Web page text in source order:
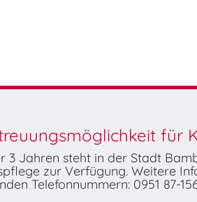
für
3 Jahren steht in der Stadt
zur Verfügung. Weitere
Telefonnummern: 0951 87-